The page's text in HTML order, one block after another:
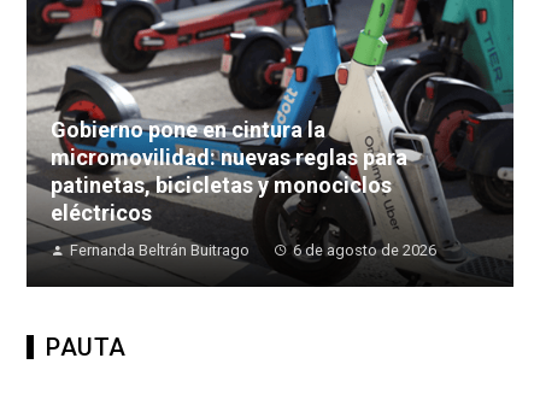
Gobierno pone en cintura la
micromovilidad: nuevas reglas para
patinetas, bicicletas y monociclos
eléctricos
Fernanda Beltrán Buitrago 6 de agosto de 2026
PAUTA